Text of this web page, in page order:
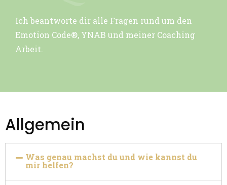
Ich beantworte dir alle Fragen rund um den
Emotion Code®, YNAB und meiner Coaching
Arbeit.
Allgemein
Was genau machst du und wie kannst du
mir helfen?